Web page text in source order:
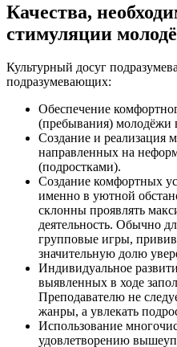
Качества,
стимуляции
Культурный досуг
подразумевающих:
Обеспечение
(пребывания) молодёжи
Создание и реализация
направленных на
(подростками).
Создание комфортных
именно в уютной
склонны проявлять
деятельность. Обычно
групповые игры,
значительную долю
Индивидуальное
выявленных в ходе
Преподавателю не
жанры, а увлекать
Использование
удовлетворению